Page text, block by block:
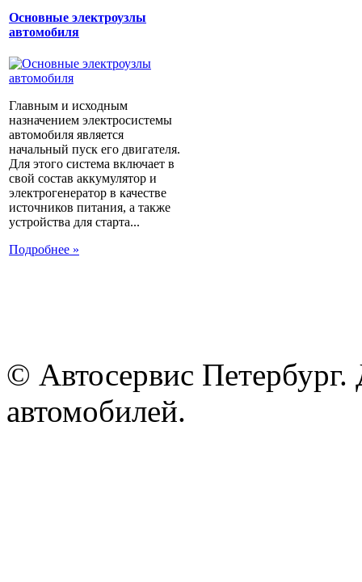
Основные электроузлы
автомобиля
Главным и исходным
назначением электросистемы
автомобиля является
начальный пуск его двигателя.
Для этого система включает в
свой состав аккумулятор и
электрогенератор в качестве
источников питания, а также
устройства для старта...
Подробнее »
© Автосервис
автомобилей.